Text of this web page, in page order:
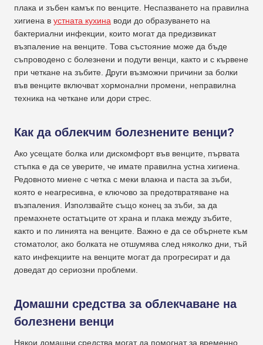
плака и зъбен камък по венците. Неспазването на правилна
хигиена в устната кухина води до образуването на
бактериални инфекции, които могат да предизвикат
възпаление на венците. Това състояние може да бъде
съпроводено с болезнени и подути венци, както и с кървене
при четкане на зъбите. Други възможни причини за болки
във венците включват хормонални промени, неправилна
техника на четкане или дори стрес.
Как да облекчим болезнените венци?
Ако усещате болка или дискомфорт във венците, първата
стъпка е да се уверите, че имате правилна устна хигиена.
Редовното миене с четка с меки влакна и паста за зъби,
която е неагресивна, е ключово за предотвратяване на
възпаления. Използвайте също конец за зъби, за да
премахнете остатъците от храна и плака между зъбите,
както и по линията на венците. Важно е да се обърнете към
стоматолог, ако болката не отшумява след няколко дни, тъй
като инфекциите на венците могат да прогресират и да
доведат до сериозни проблеми.
Домашни средства за облекчаване на
болезнени венци
Някои домашни средства могат да помогнат за временно